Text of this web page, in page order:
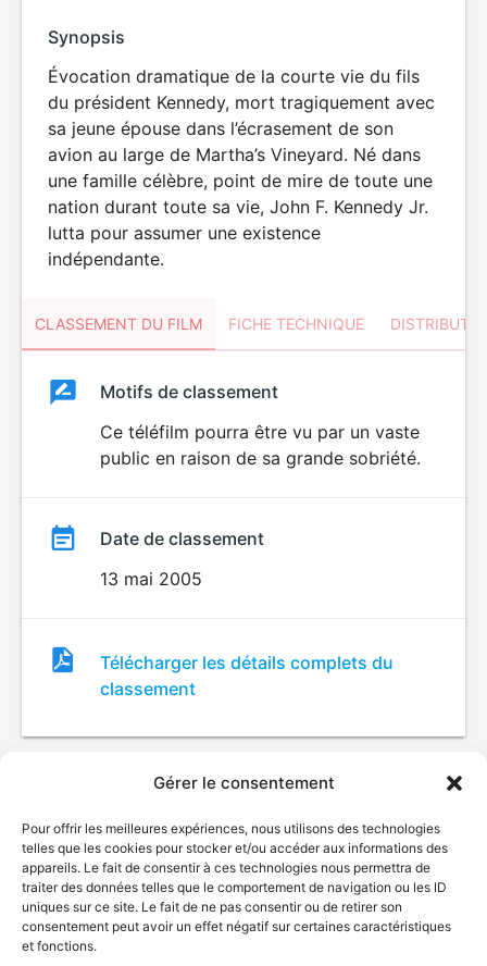
Gérer le consentement
Pour offrir les meilleures expériences, nous utilisons des technologies
telles que les cookies pour stocker et/ou accéder aux informations des
appareils. Le fait de consentir à ces technologies nous permettra de
traiter des données telles que le comportement de navigation ou les ID
uniques sur ce site. Le fait de ne pas consentir ou de retirer son
consentement peut avoir un effet négatif sur certaines caractéristiques
et fonctions.
Synopsis
Évocation dramatique de la courte vie du fils
du président Kennedy, mort tragiquement avec
sa jeune épouse dans l’écrasement de son
avion au large de Martha’s Vineyard. Né dans
une famille célèbre, point de mire de toute une
nation durant toute sa vie, John F. Kennedy Jr.
lutta pour assumer une existence
indépendante.
CLASSEMENT DU FILM FICHE TECHNIQUE
ClassementClassement
Motifs de classement
Ce téléfilm pourra être vu par un vaste
public en raison de sa grande sobriété.
Date de classement
13 mai 2005
Fichier
de
classement
Télécharger les détails complets du
classement
© Gouvernement du Québec, 2026